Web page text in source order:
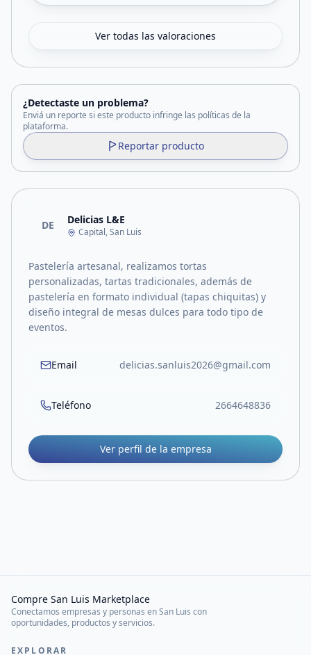
Ver todas las valoraciones
¿Detectaste un problema?
Enviá un reporte si este producto infringe las políticas de la
plataforma.
Reportar producto
DE Delicias L&E
Capital, San Luis
Pastelería artesanal, realizamos tortas
personalizadas, tartas tradicionales, además de
pastelería en formato individual (tapas chiquitas) y
diseño integral de mesas dulces para todo tipo de
eventos.
Email delicias.sanluis2026@gmail.com
Teléfono 2664648836
Ver perfil de la empresa
Compre San Luis Marketplace
Conectamos empresas y personas en San Luis con
oportunidades, productos y servicios.
EXPLORAR